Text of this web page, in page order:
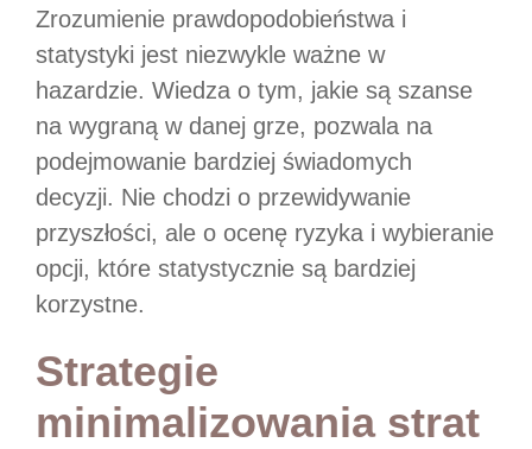
Zrozumienie prawdopodobieństwa i
statystyki jest niezwykle ważne w
hazardzie. Wiedza o tym, jakie są szanse
na wygraną w danej grze, pozwala na
podejmowanie bardziej świadomych
decyzji. Nie chodzi o przewidywanie
przyszłości, ale o ocenę ryzyka i wybieranie
opcji, które statystycznie są bardziej
korzystne.
Strategie
minimalizowania strat